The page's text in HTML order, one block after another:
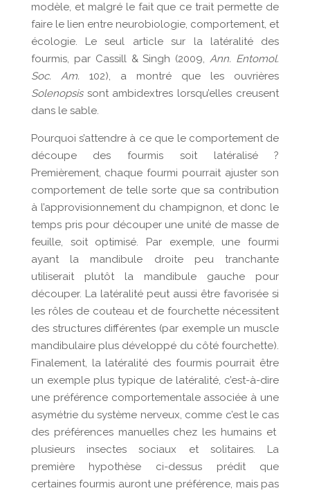
modèle, et malgré le fait que ce trait permette de
faire le lien entre neurobiologie, comportement, et
écologie. Le seul article sur la latéralité des
fourmis, par Cassill & Singh (2009,Ann. Entomol.
Soc. Am. 102), a montré que les ouvrières
Solenopsissont ambidextres lorsqu’elles creusent
dans le sable.
Pourquoi s’attendre à ce que le comportement de
découpe des fourmis soit latéralisé ?
Premièrement, chaque fourmi pourrait ajuster son
comportement de telle sorte que sa contribution
à l’approvisionnement du champignon, et donc le
temps pris pour découper une unité de masse de
feuille, soit optimisé. Par exemple, une fourmi
ayant la mandibule droite peu tranchante
utiliserait plutôt la mandibule gauche pour
découper. La latéralité peut aussi être favorisée si
les rôles de couteau et de fourchette nécessitent
des structures différentes (par exemple un muscle
mandibulaire plus développé du côté fourchette).
Finalement, la latéralité des fourmis pourrait être
un exemple plus typique de latéralité, c’est-à-dire
une préférence comportementale associée à une
asymétrie du système nerveux, comme c’est le cas
des préférences manuelles chez les humains et
plusieurs insectes sociaux et solitaires. La
première hypothèse ci-dessus prédit que
certaines fourmis auront une préférence, mais pas